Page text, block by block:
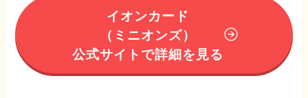
イオンカード
（ミニオンズ）
公式サイトで詳細を見る